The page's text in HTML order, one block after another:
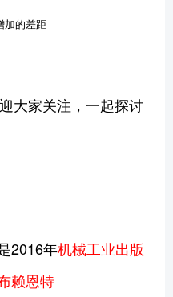
加的差距
大家关注，一起探讨
2016年机械工业出版
赖恩特